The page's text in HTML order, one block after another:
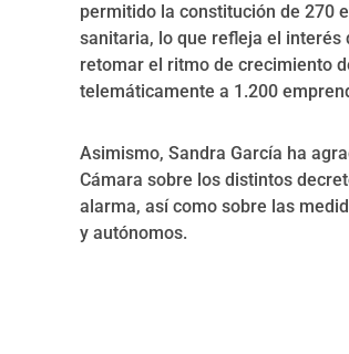
permitido la constitución de 270
sanitaria, lo que refleja el interés
retomar el ritmo de crecimiento
telemáticamente a 1.200
Asimismo, Sandra García ha
Cámara sobre los distintos
alarma, así como sobre las
y autónomos.